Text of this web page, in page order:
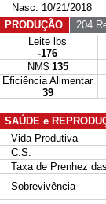
Nasc: 10/21/2018
PRODUÇÃO
204
Leite lbs
-176
NM$ 135
Eficiência Alimentar
39
SAÚDE e
Vida Produtiva
C.S.
Taxa de Prenhez
Sobrevivência